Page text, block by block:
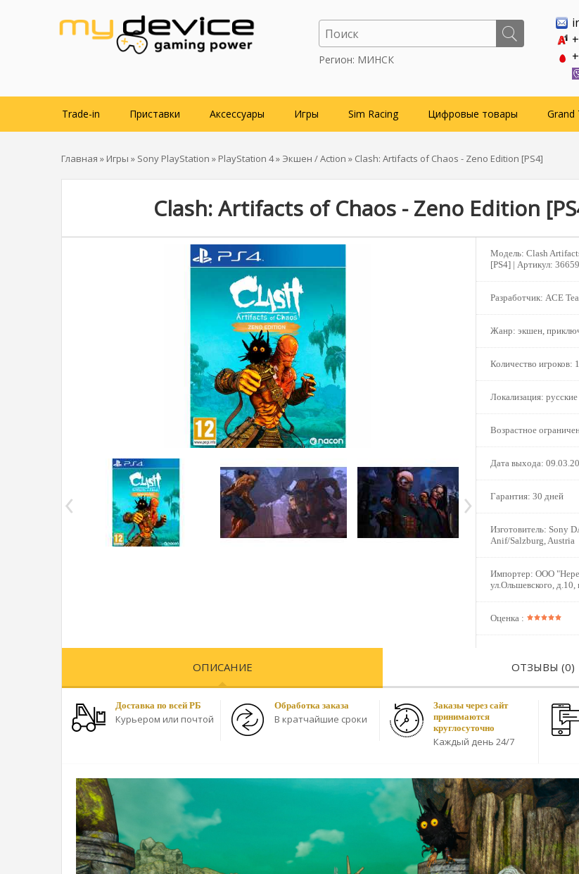
Регион: МИНСК
Trade-in Приставки Аксессуары Игры Sim Racing Цифровые товары Grand
Главная » Игры » Sony PlayStation » PlayStation 4» Экшен / Action » Clash: Artifacts of Chaos - Zeno Edition [PS4]
Clash: Artifacts of Chaos - Zeno Edition
Модель: Clash
[PS4] | Артикул:
Разработчик: ACE
Жанр: экшен,
Количество игроков: 1
Локализация:
Возрастное
Дата выхода:
Гарантия: 30 дней
Изготовитель: Sony
Anif/Salzburg, Austria
Импортер: ООО
ул.Ольшевского, д.10,
Оценка :
ОПИСАНИЕ ОТЗЫВЫ (0)
Доставка по всей РБ
Курьером или почтой
Обработка заказа
В кратчайшие сроки
Заказы через сайт
принимаются
круглосуточно
Каждый день 24/7